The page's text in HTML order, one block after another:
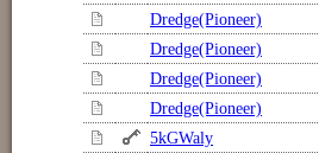
Dredge(Pioneer)
Dredge(Pioneer)
Dredge(Pioneer)
Dredge(Pioneer)
5kGWaly